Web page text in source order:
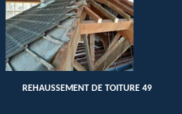
REHAUSSEMENT DE TOITURE 49